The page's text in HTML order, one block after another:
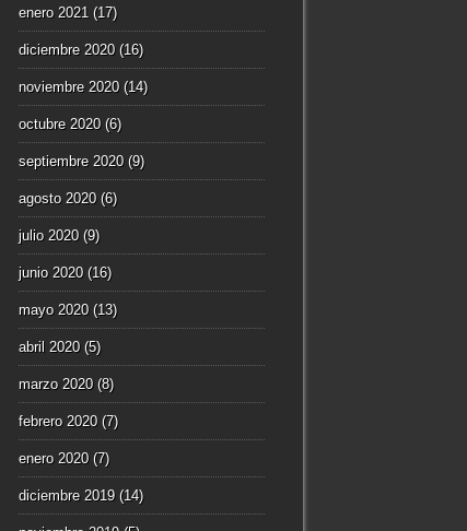
enero 2021 (17)
diciembre 2020(16)
noviembre 2020(14)
octubre 2020(6)
septiembre 2020(9)
agosto 2020(6)
julio 2020(9)
junio 2020(16)
mayo 2020(13)
abril 2020(5)
marzo 2020(8)
febrero 2020(7)
enero 2020(7)
diciembre 2019(14)